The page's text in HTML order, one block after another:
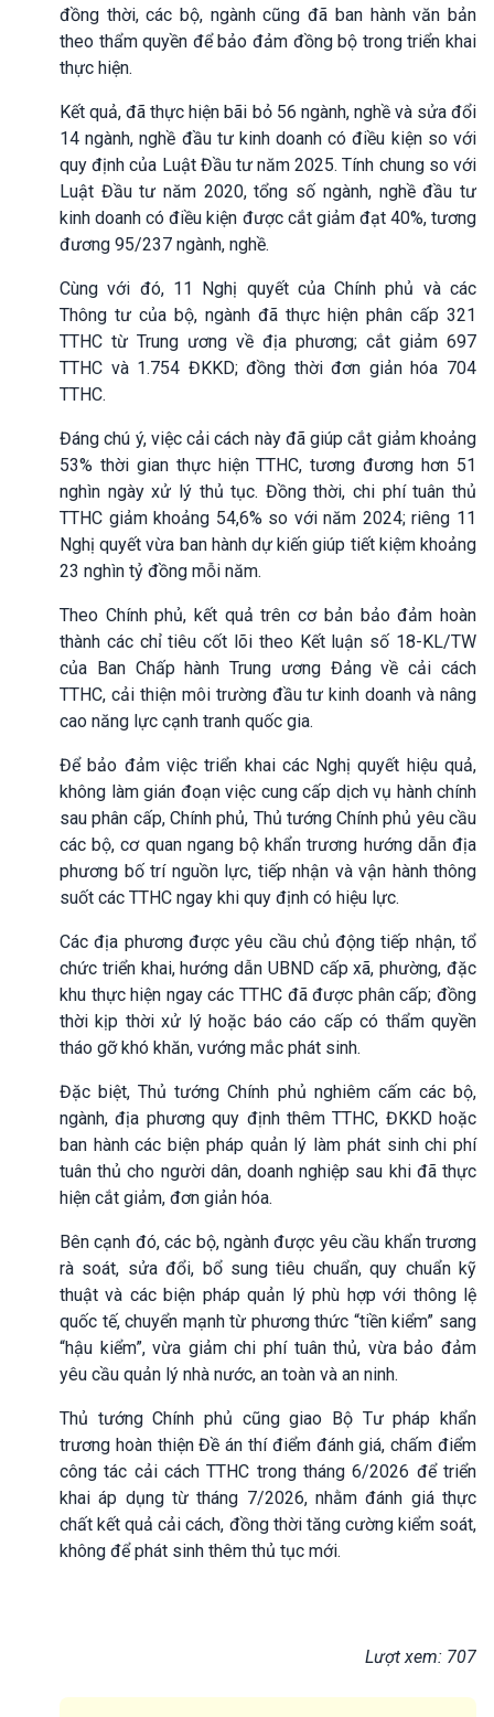
đồng thời, các bộ, ngành cũng đã ban hành văn bản
theo thẩm quyền để bảo đảm đồng bộ trong triển khai
thực hiện.
Kết quả, đã thực hiện bãi bỏ 56 ngành, nghề và sửa đổi
14 ngành, nghề đầu tư kinh doanh có điều kiện so với
quy định của Luật Đầu tư năm 2025. Tính chung so với
Luật Đầu tư năm 2020, tổng số ngành, nghề đầu tư
kinh doanh có điều kiện được cắt giảm đạt 40%, tương
đương 95/237 ngành, nghề.
Cùng với đó, 11 Nghị quyết của Chính phủ và các
Thông tư của bộ, ngành đã thực hiện phân cấp 321
TTHC từ Trung ương về địa phương; cắt giảm 697
TTHC và 1.754 ĐKKD; đồng thời đơn giản hóa 704
TTHC.
Đáng chú ý, việc cải cách này đã giúp cắt giảm khoảng
53% thời gian thực hiện TTHC, tương đương hơn 51
nghìn ngày xử lý thủ tục. Đồng thời, chi phí tuân thủ
TTHC giảm khoảng 54,6% so với năm 2024; riêng 11
Nghị quyết vừa ban hành dự kiến giúp tiết kiệm khoảng
23 nghìn tỷ đồng mỗi năm.
Theo Chính phủ, kết quả trên cơ bản bảo đảm hoàn
thành các chỉ tiêu cốt lõi theo Kết luận số 18-KL/TW
của Ban Chấp hành Trung ương Đảng về cải cách
TTHC, cải thiện môi trường đầu tư kinh doanh và nâng
cao năng lực cạnh tranh quốc gia.
Để bảo đảm việc triển khai các Nghị quyết hiệu quả,
không làm gián đoạn việc cung cấp dịch vụ hành chính
sau phân cấp, Chính phủ, Thủ tướng Chính phủ yêu cầu
các bộ, cơ quan ngang bộ khẩn trương hướng dẫn địa
phương bố trí nguồn lực, tiếp nhận và vận hành thông
suốt các TTHC ngay khi quy định có hiệu lực.
Các địa phương được yêu cầu chủ động tiếp nhận, tổ
chức triển khai, hướng dẫn UBND cấp xã, phường, đặc
khu thực hiện ngay các TTHC đã được phân cấp; đồng
thời kịp thời xử lý hoặc báo cáo cấp có thẩm quyền
tháo gỡ khó khăn, vướng mắc phát sinh.
Đặc biệt, Thủ tướng Chính phủ nghiêm cấm các bộ,
ngành, địa phương quy định thêm TTHC, ĐKKD hoặc
ban hành các biện pháp quản lý làm phát sinh chi phí
tuân thủ cho người dân, doanh nghiệp sau khi đã thực
hiện cắt giảm, đơn giản hóa.
Bên cạnh đó, các bộ, ngành được yêu cầu khẩn trương
rà soát, sửa đổi, bổ sung tiêu chuẩn, quy chuẩn kỹ
thuật và các biện pháp quản lý phù hợp với thông lệ
quốc tế, chuyển mạnh từ phương thức “tiền kiểm” sang
“hậu kiểm”, vừa giảm chi phí tuân thủ, vừa bảo đảm
yêu cầu quản lý nhà nước, an toàn và an ninh.
Thủ tướng Chính phủ cũng giao Bộ Tư pháp khẩn
trương hoàn thiện Đề án thí điểm đánh giá, chấm điểm
công tác cải cách TTHC trong tháng 6/2026 để triển
khai áp dụng từ tháng 7/2026, nhằm đánh giá thực
chất kết quả cải cách, đồng thời tăng cường kiểm soát,
không để phát sinh thêm thủ tục mới.
Lượt xem: 707